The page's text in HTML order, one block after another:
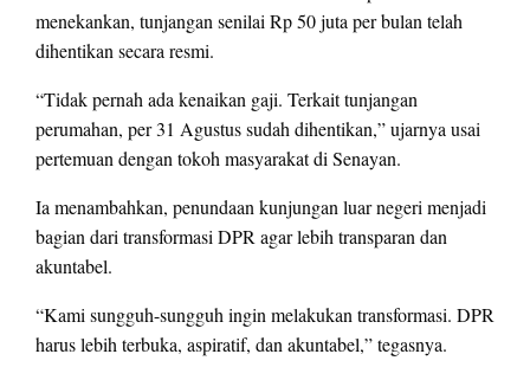
menekankan, tunjangan senilai Rp 50 juta per bulan telah
dihentikan secara resmi.
“Tidak pernah ada kenaikan gaji. Terkait tunjangan
perumahan, per 31 Agustus sudah dihentikan,” ujarnya usai
pertemuan dengan tokoh masyarakat di Senayan.
Ia menambahkan, penundaan kunjungan luar negeri menjadi
bagian dari transformasi DPR agar lebih transparan dan
akuntabel.
“Kami sungguh-sungguh ingin melakukan transformasi. DPR
harus lebih terbuka, aspiratif, dan akuntabel,” tegasnya.